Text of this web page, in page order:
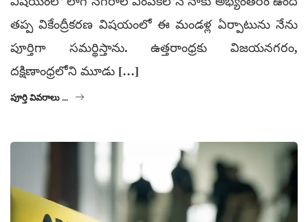
తప్ప వికేంద్రీకరణ విషయంలో ఈ మండళ్ల ఏర్పాటును నేను
పూర్తిగా సమర్థిస్తాను. ఉత్తరాంధ్రకు విజయనగరం,
దక్షిణాంధ్రలోని మూడు […]
పూర్తి వివరాలు ...